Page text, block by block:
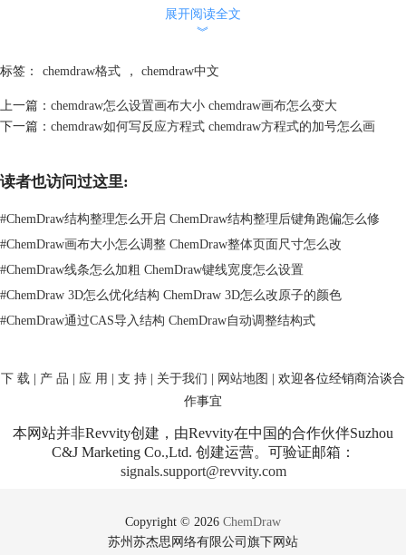
选择需要调整粗细的键。如果要调整所有键，可以使用“Ctrl+A”快捷键全
在弹出的子菜单中，选择您想要的线条宽度。ChemDraw提供了多种预设
的线条宽度，您也可以选择“自定义线条宽度”进行更精细的调整。
展开阅读全文
︾
标签： chemdraw格式 ， chemdraw中文
上一篇： chemdraw怎么设置画布大小 chemdraw画布怎么变大
下一篇： chemdraw如何写反应方程式 chemdraw方程式的加号怎么画
读者也访问过这里:
#ChemDraw结构整理怎么开启 ChemDraw结构整理后键角跑偏怎么修
#ChemDraw画布大小怎么调整 ChemDraw整体页面尺寸怎么改
#ChemDraw线条怎么加粗 ChemDraw键线宽度怎么设置
#ChemDraw 3D怎么优化结构 ChemDraw 3D怎么改原子的颜色
#ChemDraw通过CAS导入结构 ChemDraw自动调整结构式
下 载 产 品 应 用 支 持 关于我们 网站地图
| 欢迎各位经销商洽谈合
作事宜
本网站并非Revvity创建，由Revvity在中国的合作伙伴Suzhou
C&J Marketing Co.,Ltd. 创建运营。可验证邮箱：
signals.support@revvity.com
Copyright © 2026 ChemDraw
苏州苏杰思网络有限公司旗下网站